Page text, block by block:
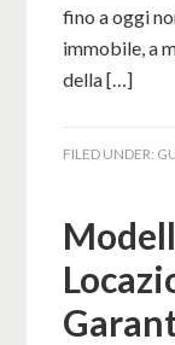
fino a oggi
immobile, a
della […]
FILED UNDER: